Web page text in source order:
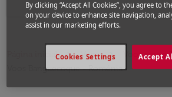
Página inicial Voos
Voos para
Voos Banguecoque - Roménia
By clicking “Accept All Cookies”, you agree to
on your device to enhance site navigation,
assist in our marketing efforts.
Accept
Cookies Settings